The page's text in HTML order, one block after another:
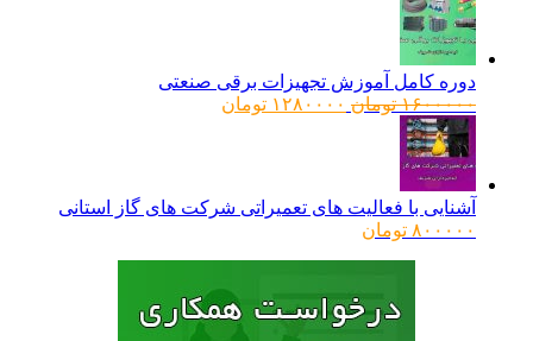
دوره کامل آموزش تجهیزات برقی صنعتی
۱۶۰۰۰۰۰ تومانقیمت
۱۲۸۰۰۰۰ تومانقیمت
آشنایی با فعالیت های تعمیراتی شرکت های گاز استانی
۸۰۰۰۰۰ تومان